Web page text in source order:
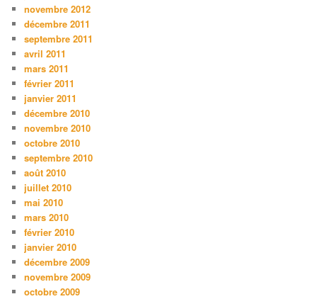
novembre 2012
décembre 2011
septembre 2011
avril 2011
mars 2011
février 2011
janvier 2011
décembre 2010
novembre 2010
octobre 2010
septembre 2010
août 2010
juillet 2010
mai 2010
mars 2010
février 2010
janvier 2010
décembre 2009
novembre 2009
octobre 2009